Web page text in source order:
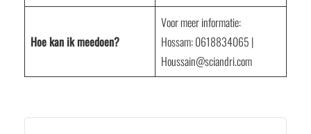
Hoe kan ik meedoen?
Voor meer informatie:
Hossam: 0618834065 |
Houssain@sciandri.com